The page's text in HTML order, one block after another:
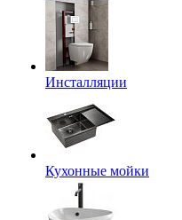
Инсталляции
Кухонные мойки